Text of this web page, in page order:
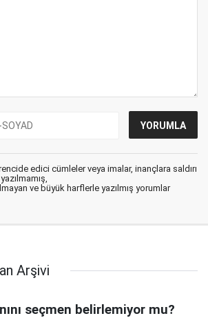
edici cümleler veya imalar, inançlara saldırı
ve büyük harflerle yazılmış yorumlar
Arşivi
seçmen belirlemiyor mu?